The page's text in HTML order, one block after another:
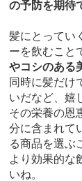
の予防を期待
髪にとってい
ーを飲むこと
やコシのある
同時に髪だけ
いだなど、嬉
その栄養の恩
分に含まれて
る商品を選ぶ
より効果的な
いね。